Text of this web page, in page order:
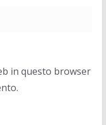
in questo browser